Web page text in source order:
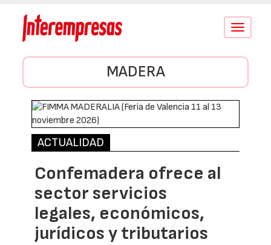
Conmutar
MADERA
ACTUALIDAD
Confemadera ofrece al
sector servicios
legales, económicos,
jurídicos y tributarios